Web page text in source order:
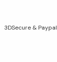
3DSecure & Paypal